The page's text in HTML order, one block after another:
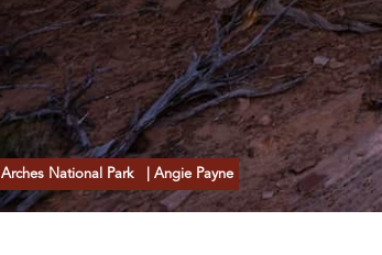
Arches National Park | Angie Payne